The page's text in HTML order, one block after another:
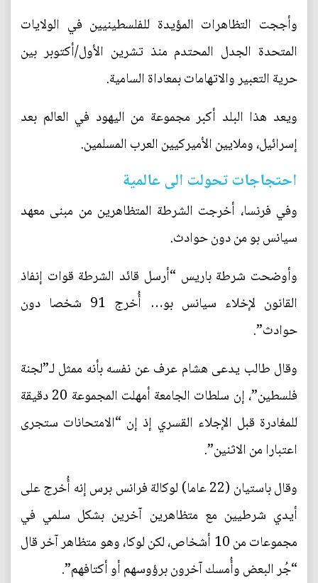
وأججت التظاهرات المؤيدة للفلسطينيين في الولايات
المتحدة الجدل المحتدم منذ تشرين الأول/أكتوبر بين
حرية التعبير والاتهامات بمعاداة السامية.
ويعد هذا البلد أكبر مجموعة من اليهود في العالم بعد
إسرائيل، وملايين الأميركيين العرب المسلمين.
احتجاجات تحولت الى عالمية
وفي فرنسا، أخرجت الشرطة المتظاهرين من مبنى معهد
سيانس بو من دون حوادث.
وأوضحت شرطة باريس “أرسل قائد الشرطة قوات إنفاذ
القانون لإخلاء سيانس بو… أُخرج 91 شخصا دون
حوادث”.
وقال طالب يدعى هشام عرف عن نفسه بأنه ممثل لـ”لجنة
فلسطين”، إن سلطات الجامعة أمهلت المجموعة 20 دقيقة
للمغادرة قبل الإجلاء القسري إذ إن “الامتحانات ستجرى
اعتبارا من الاثنين”.
وقال باستيان (22 عاما) لوكالة فرانس برس إنه أُخرج على
أيدي شرطيين مع متظاهرين آخرين بشكل سلمي في
مجموعات من 10 أشخاص، لكن لوكا، وهو متظاهر آخر قال
“جُر البعض وأُمسك آخرون برؤوسهم أو أكتافهم”.